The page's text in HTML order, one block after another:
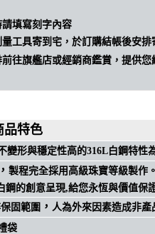
填寫刻字內容
工具寄到宅，於訂購結帳後安排
往旗艦店或經銷商鑑賞，提供
品特色
變形與穩定性高的316L白鋼特性
， 製程完全採用高級珠寶等級製作
鋼的創意呈現,給您永恆與價值保
固範圍 ， 人為外來因素造成非產
袋